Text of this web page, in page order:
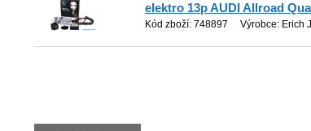
elektro 13p AUDI Allroad
Kód zboží: 748897 Výrobce: Erich